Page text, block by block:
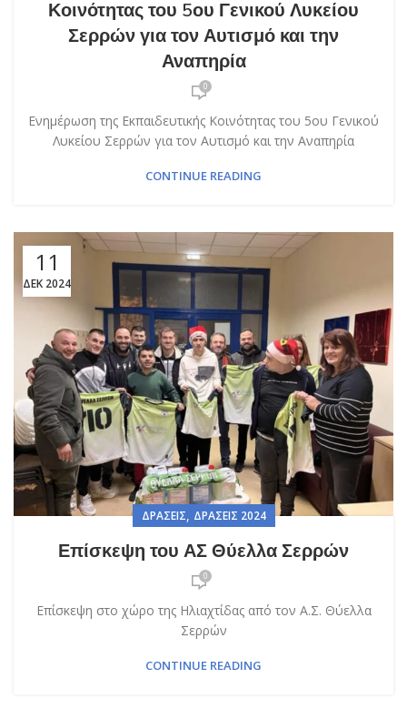
Κοινότητας του 5ου Γενικού Λυκείου
Σερρών για τον Αυτισμό και την
Αναπηρία
0
Ενημέρωση της Εκπαιδευτικής Κοινότητας του 5ου Γενικού
Λυκείου Σερρών για τον Αυτισμό και την Αναπηρία
CONTINUE READING
11
ΔΕΚ 2024
ΔΡΆΣΕΙΣ, ΔΡΆΣΕΙΣ 2024
Επίσκεψη του ΑΣ Θύελλα Σερρών
0
Επίσκεψη στο χώρο της Ηλιαχτίδας από τον Α.Σ. Θύελλα
Σερρών
CONTINUE READING